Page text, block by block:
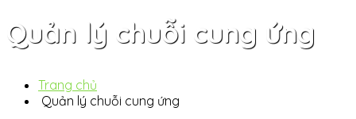
Quản lý chuỗi cung ứng
Trang chủ
Quản lý chuỗi cung ứng